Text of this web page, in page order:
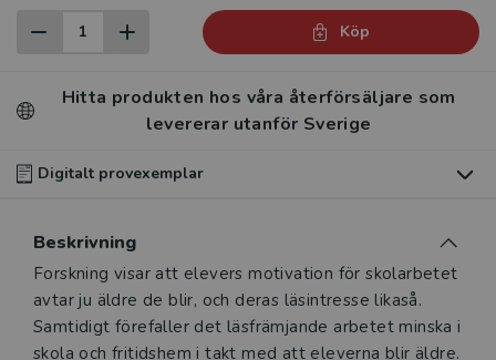
Köp
Hitta produkten hos våra återförsäljare som
levererar utanför Sverige
Digitalt provexemplar
digitalt provexemplar av den här produkten
Våra digitala provexemplar tillhandahålls via Studora.se
och ger dig tillgång till boken under 180 dagar. Observera
att erbjudandet endast gäller relevanta produkter för din
Beskrivning
Beskrivning
Forskning visar att elevers motivation för skolarbetet
avtar ju äldre de blir, och deras läsintresse likaså.
Samtidigt förefaller det läsfrämjande arbetet minska i
skola och fritidshem i takt med att eleverna blir äldre.